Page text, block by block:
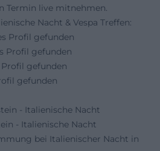
Termin live mitnehmen.
Nacht & Vespa Treffen:
Profil gefunden
Profil gefunden
Profil gefunden
gefunden
- Italienische Nacht
- Italienische Nacht
bei Italienischer Nacht in